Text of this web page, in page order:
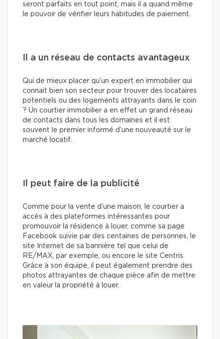
seront parfaits en tout point, mais il a quand même
le pouvoir de vérifier leurs habitudes de paiement.
Il a un réseau de contacts avantageux
Qui de mieux placer qu’un expert en immobilier qui
connait bien son secteur pour trouver des locataires
potentiels ou des logements attrayants dans le coin
? Un courtier immobilier a en effet un grand réseau
de contacts dans tous les domaines et il est
souvent le premier informé d’une nouveauté sur le
marché locatif.
Il peut faire de la publicité
Comme pour la vente d’une maison, le courtier a
accès à des plateformes intéressantes pour
promouvoir la résidence à louer, comme sa page
Facebook suivie par des centaines de personnes, le
site Internet de sa bannière tel que celui de
RE/MAX, par exemple, ou encore le site Centris.
Grâce à son équipe, il peut également prendre des
photos attrayantes de chaque pièce afin de mettre
en valeur la propriété à louer.